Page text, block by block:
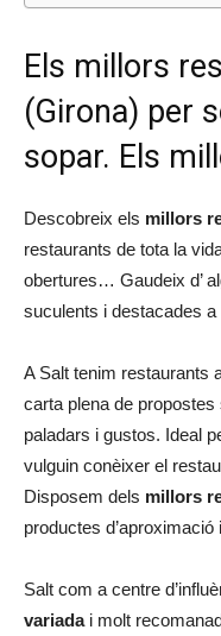
Els millors
(Girona) per
sopar. Els
Descobreix els millors
restaurants de tota la
obertures… Gaudeix d’
suculents i destacades a
A Salt tenim restaurants
carta plena de
paladars i gustos. Ideal
vulguin conèixer el
Disposem dels millors
productes
Salt com a centre
variadai molt